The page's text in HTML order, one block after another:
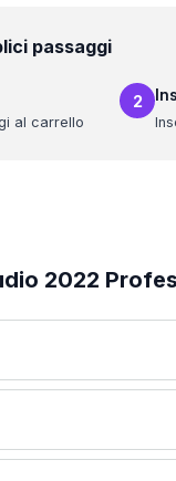
passaggi
al carrello
2
2022
e utenti
l edizione specificata.